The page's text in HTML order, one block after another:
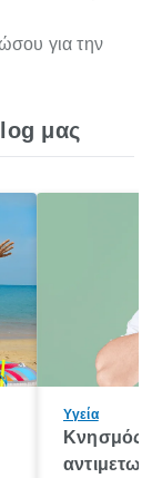
για την
μας
Υγεία
Κνησμός: